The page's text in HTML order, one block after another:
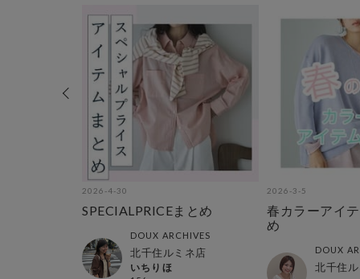
2026-4-30
SPECIALPRICEまとめ
DOUX ARCHIVES
北千住ルミネ店
いちりほ
2026-3-5
春カラーアイ
め
DOUX
北千住